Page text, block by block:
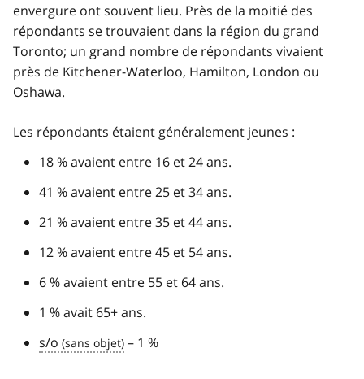
envergure ont souvent lieu. Près de la moitié des
répondants se trouvaient dans la région du grand
Toronto; un grand nombre de répondants vivaient
près de Kitchener-Waterloo, Hamilton, London ou
Oshawa.
Les répondants étaient généralement jeunes :
18 % avaient entre 16 et 24 ans.
41 % avaient entre 25 et 34 ans.
21 % avaient entre 35 et 44 ans.
12 % avaient entre 45 et 54 ans.
6 % avaient entre 55 et 64 ans.
1 % avait 65+ ans.
s/o
– 1 %